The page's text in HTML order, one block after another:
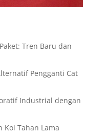
Tren Baru dan
Pengganti Cat
Industrial dengan
Koi Tahan Lama